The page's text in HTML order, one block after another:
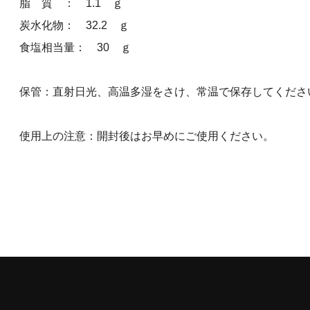
脂 質 ： 1.1 ｇ
炭水化物： 32.2 ｇ
食塩相当量： 30 ｇ
保管：直射日光、高温多湿をさけ、常温で保存してくださ
使用上の注意：開封後はお早めにご使用ください。